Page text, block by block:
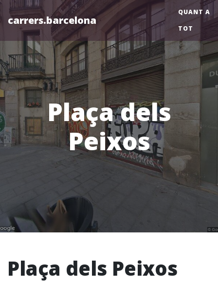
carrers.barcelona
QUANT A
TOT
Plaça dels
Peixos
Plaça dels Peixos